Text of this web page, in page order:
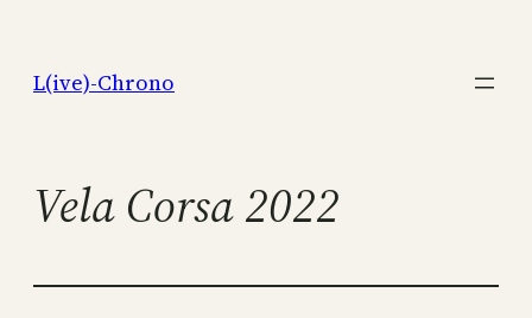
contenu
L(ive)-Chrono
Vela Corsa 2022